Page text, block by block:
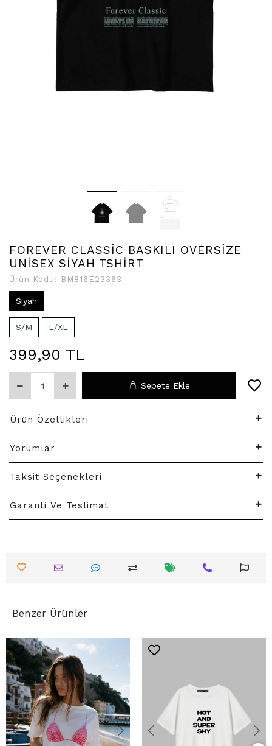
FOREVER CLASSİC BASKILI OVERSİZE
UNİSEX SİYAH TSHİRT
Ürün Kodu: BM816E23363
Siyah
S/M L/XL
399,90 TL
Sepete Ekle
Ürün Özellikleri
Yorumlar
Taksit Seçenekleri
Garanti Ve Teslimat
Benzer Ürünler